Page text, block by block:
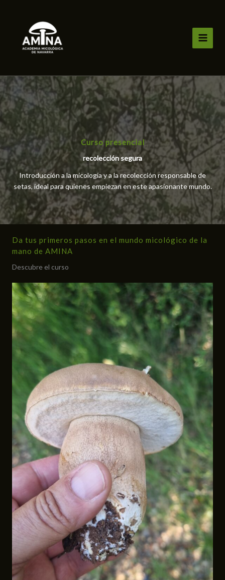
contenido
Curso presencial
recolección segura
Introducción a la micología y a la recolección responsable de
setas, ideal para quienes empiezan en este apasionante mundo.
Da tus primeros pasos en el mundo micológico de la
mano de AMINA
Descubre el curso